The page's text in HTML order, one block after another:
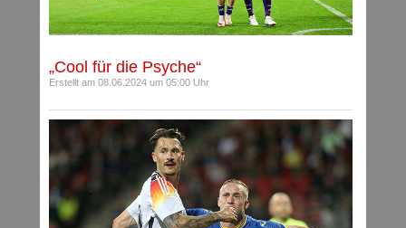
„Cool für die Psyche“
Erstellt am 08.06.2024 um 05:00 Uhr